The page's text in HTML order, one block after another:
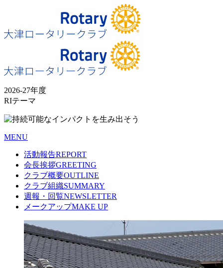
2026-27年度
RIテーマ
MENU
活動報告REPORT
会長挨拶GREETING
クラブ概要OUTLINE
クラブ組織SUMMARY
週報・回覧NEWSLETTER
メークアップMAKE UP